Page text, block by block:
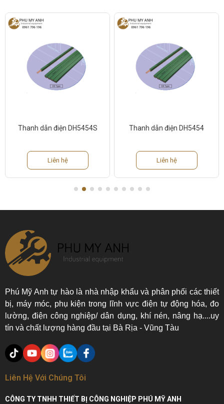
Thanh dẫn điện DH5454S
Liên hệ
Thanh dẫn điện DH5454
Liên hệ
Phú Mỹ Anh tự hào là nhà nhập khẩu và phân phối các thiết
bị, máy móc, phụ kiện trong lĩnh vực điện tự động hóa, đo
lường, điện công nghiệp/ dân dụng, khí nén, nâng hạ....uy
tín và chất lượng hàng đầu tại Bà Rịa - Vũng Tàu
Liên Hệ Với Chúng Tôi
CÔNG TY TNHH THIẾT BỊ CÔNG NGHIỆP PHÚ MỸ ANH